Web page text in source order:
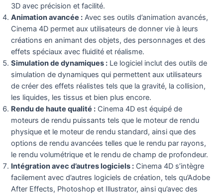
3D avec précision et facilité.
Animation avancée : Avec ses outils d’animation avancés,
Cinema 4D permet aux utilisateurs de donner vie à leurs
créations en animant des objets, des personnages et des
effets spéciaux avec fluidité et réalisme.
Simulation de dynamiques : Le logiciel inclut des outils de
simulation de dynamiques qui permettent aux utilisateurs
de créer des effets réalistes tels que la gravité, la collision,
les liquides, les tissus et bien plus encore.
Rendu de haute qualité : Cinema 4D est équipé de
moteurs de rendu puissants tels que le moteur de rendu
physique et le moteur de rendu standard, ainsi que des
options de rendu avancées telles que le rendu par rayons,
le rendu volumétrique et le rendu de champ de profondeur.
Intégration avec d’autres logiciels : Cinema 4D s’intègre
facilement avec d’autres logiciels de création, tels qu’Adobe
After Effects, Photoshop et Illustrator, ainsi qu’avec des